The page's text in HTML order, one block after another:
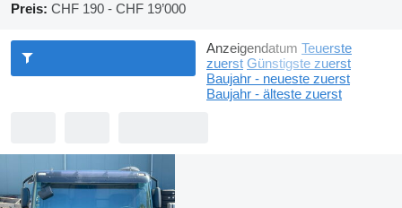
Preis: CHF 190 - CHF 19’000
Anzeigendatum Teuerste
zuerst Günstigste zuerst
Baujahr - neueste zuerst
Baujahr - älteste zuerst